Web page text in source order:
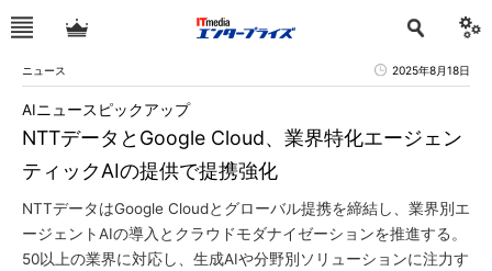
ニュース 2025年8月18日
NTTデータとGoogle Cloud、業界特化エージェン
ティックAIの提供で提携強化
AIニュースピックアップ
NTTデータはGoogle Cloudとグローバル提携を締結し、業界別エ
ージェントAIの導入とクラウドモダナイゼーションを推進する。
50以上の業界に対応し、生成AIや分野別ソリューションに注力す